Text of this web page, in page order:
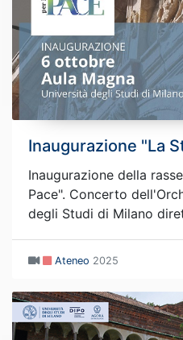
Inaugurazione "La
Inaugurazione della
Pace". Concerto
degli Studi di Milano
Ateneo 2025